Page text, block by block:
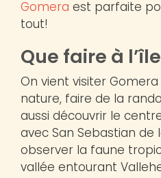
Gomera est parfaite
tout!
Que faire à
On vient visiter
nature, faire de la
aussi découvrir le
avec San Sebastian
observer la faune
vallée entourant